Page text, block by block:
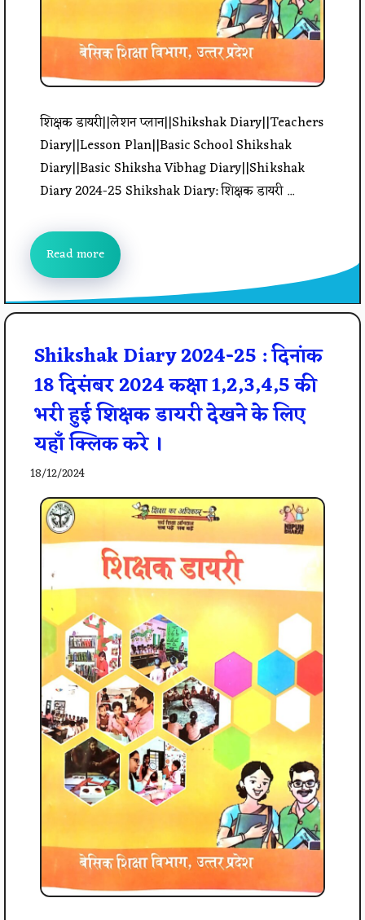
शिक्षक डायरी||लेशन प्लान||Shikshak Diary||Teachers
Diary||Lesson Plan||Basic School Shikshak
Diary||Basic Shiksha Vibhag Diary||Shikshak
Diary 2024-25 Shikshak Diary: शिक्षक डायरी ...
Read more
Shikshak Diary 2024-25 : दिनांक
18 दिसंबर 2024 कक्षा 1,2,3,4,5 की
भरी हुई शिक्षक डायरी देखने के लिए
यहाँ क्लिक करे ।
18/12/2024